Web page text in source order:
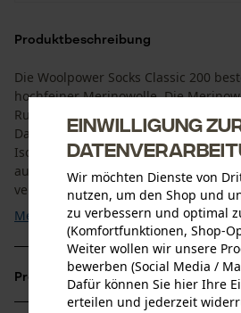
Produktbeschreibung
Die Woolpower Socks Classic 200
hochfeiner Merinowolle. Die
Rundstrickverfahren ohne
Das Frotteematerial der
Isolationseigenschaften, das
auch im feuchten Zustand warm
verwendeten Materialien wird die
Mehr anzeigen
Produktvorteile
Einwilligung
Wir möchten Dienste von
nutzen, um den Shop und
zu verbessern und optimal
(Komfortfunktionen, Shop-
Weiter wollen wir unsere
bewerben (Social Media /
Dafür können Sie hier Ihre
erteilen und jederzeit